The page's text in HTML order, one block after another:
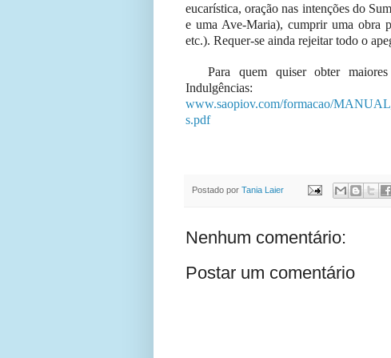
eucarística, oração nas intenções do
e uma Ave-Maria), cumprir uma obra
etc.). Requer-se ainda rejeitar todo o
Para quem quiser obter
Indulgências:
www.saopiov.com/formacao/
s.pdf
Postado por Tania Laier
Nenhum comentário:
Postar um comentário